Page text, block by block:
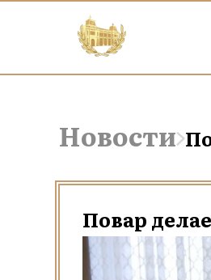
Новости
Повар